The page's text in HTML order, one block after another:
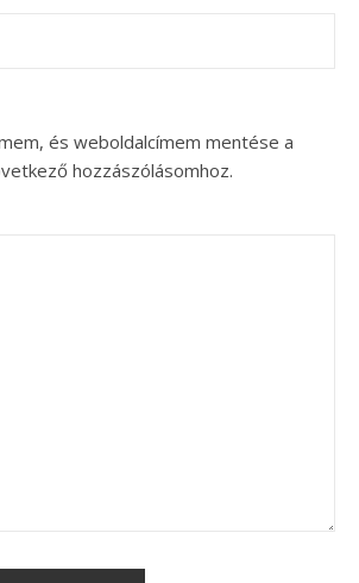
és weboldalcímem mentése a
hozzászólásomhoz.